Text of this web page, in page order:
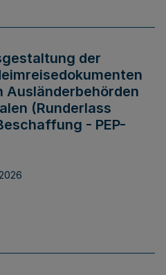
der
Ausländerbehörden
(Runderlass
- PEP-